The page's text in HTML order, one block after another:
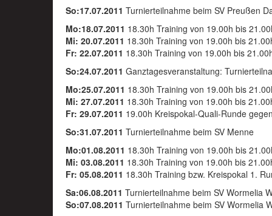
So:17.07.2011 Turnierteilnahme beim SV Preußen
Mo:18.07.2011 18.30h Training von 19.00h bis
Mi: 20.07.2011 18.30h Training von 19.00h bis
Fr: 22.07.2011 18.30h Training von 19.00h bis
So:24.07.2011 Ganztagesveranstaltung:
Mo:25.07.2011 18.30h Training von 19.00h bis
Mi: 27.07.2011 18.30h Training von 19.00h bis
Fr: 29.07.2011 19.00h Kreispokal-Quali-Runde
So:31.07.2011 Turnierteilnahme beim SV Menne
Mo:01.08.2011 18.30h Training von 19.00h bis
Mi: 03.08.2011 18.30h Training von 19.00h bis
Fr: 05.08.2011 18.30h Training bzw. Kreispokal 1.
Sa:06.08.2011 Turnierteilnahme beim SV Wormelia
So:07.08.2011 Turnierteilnahme beim SV Wormelia